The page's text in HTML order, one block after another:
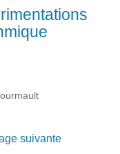
suivante